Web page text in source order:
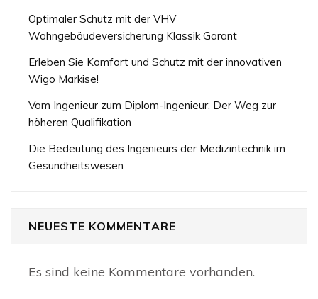
Optimaler Schutz mit der VHV
Wohngebäudeversicherung Klassik Garant
Erleben Sie Komfort und Schutz mit der innovativen
Wigo Markise!
Vom Ingenieur zum Diplom-Ingenieur: Der Weg zur
höheren Qualifikation
Die Bedeutung des Ingenieurs der Medizintechnik im
Gesundheitswesen
NEUESTE KOMMENTARE
Es sind keine Kommentare vorhanden.